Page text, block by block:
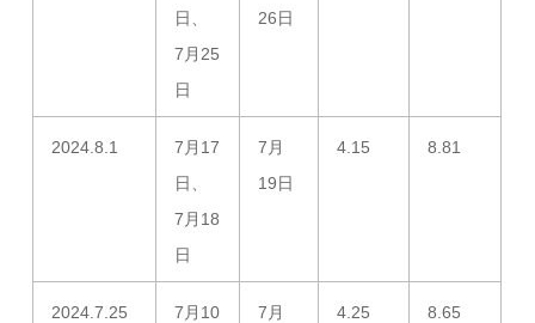
日、
7月25
日
26日
2024.8.1
7月17
日、
7月18
日
7月
19日
4.15 8.81
2024.7.25
7月10
7月
4.25 8.65